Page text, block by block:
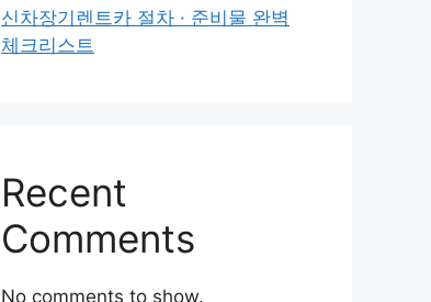
신차장기렌트카 절차 · 준비물 완벽
체크리스트
Recent
Comments
No comments to show.